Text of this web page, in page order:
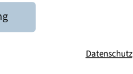
Plauen
Studienakademie
Datenschutz